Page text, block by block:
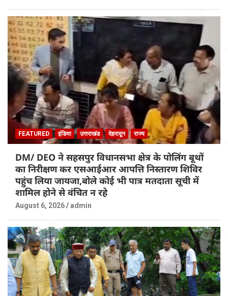
FEATURED इंडिया उत्तराखंड देहरादून राज्य
DM/ DEO ने सहसपुर विधानसभा क्षेत्र के पोलिंग बूथों
का निरीक्षण कर एसआईआर आपत्ति निस्तारण शिविर
पहुंच लिया जायजा,बोले कोई भी पात्र मतदाता सूची में
शामिल होने से वंचित न रहे
August 6, 2026 admin